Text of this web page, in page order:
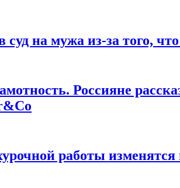
на мужа из-за того,
Россияне
работы изменятся